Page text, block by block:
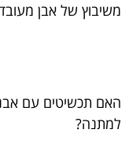
משיבוץ של אבן
האם תכשיטים עם
למתנה?